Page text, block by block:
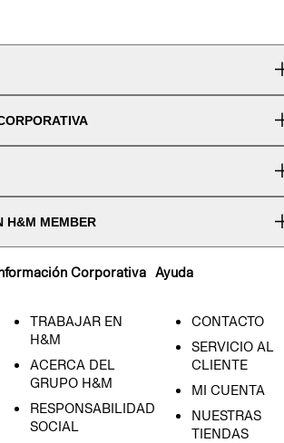
H&M MEMBER
Corporativa
TRABAJAR EN
H&M
ACERCA DEL
GRUPO H&M
RESPONSABILIDAD
SOCIAL
Ayuda
CONTACTO
SERVICIO AL
CLIENTE
MI CUENTA
NUESTRAS
TIENDAS